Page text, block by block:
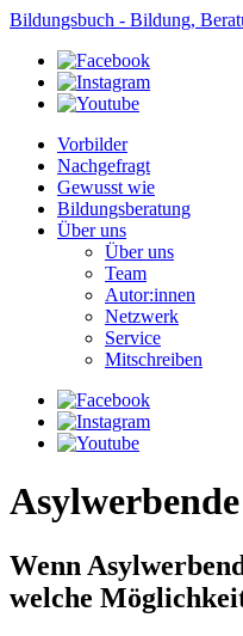
Bildungsbuch - Bildung,
Vorbilder
Nachgefragt
Gewusst wie
Bildungsberatung
Über uns
Über uns
Team
Autor:innen
Netzwerk
Service
Mitschreiben
Wenn
welche